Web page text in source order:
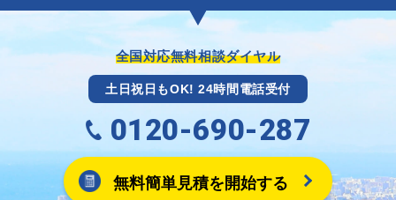
全国対応無料相談ダイヤル
土日祝日もOK! 24時間電話受付
0120-690-287
無料簡単見積を開始する